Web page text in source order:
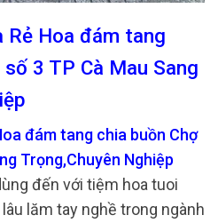
Rẻ Hoa đám tang
3 TP Cà Mau Sang
đám tang chia buồn Chợ
Trọng,Chuyên Nghiệp
đến với tiệm hoa tuoi
lăm tay nghề trong ngành